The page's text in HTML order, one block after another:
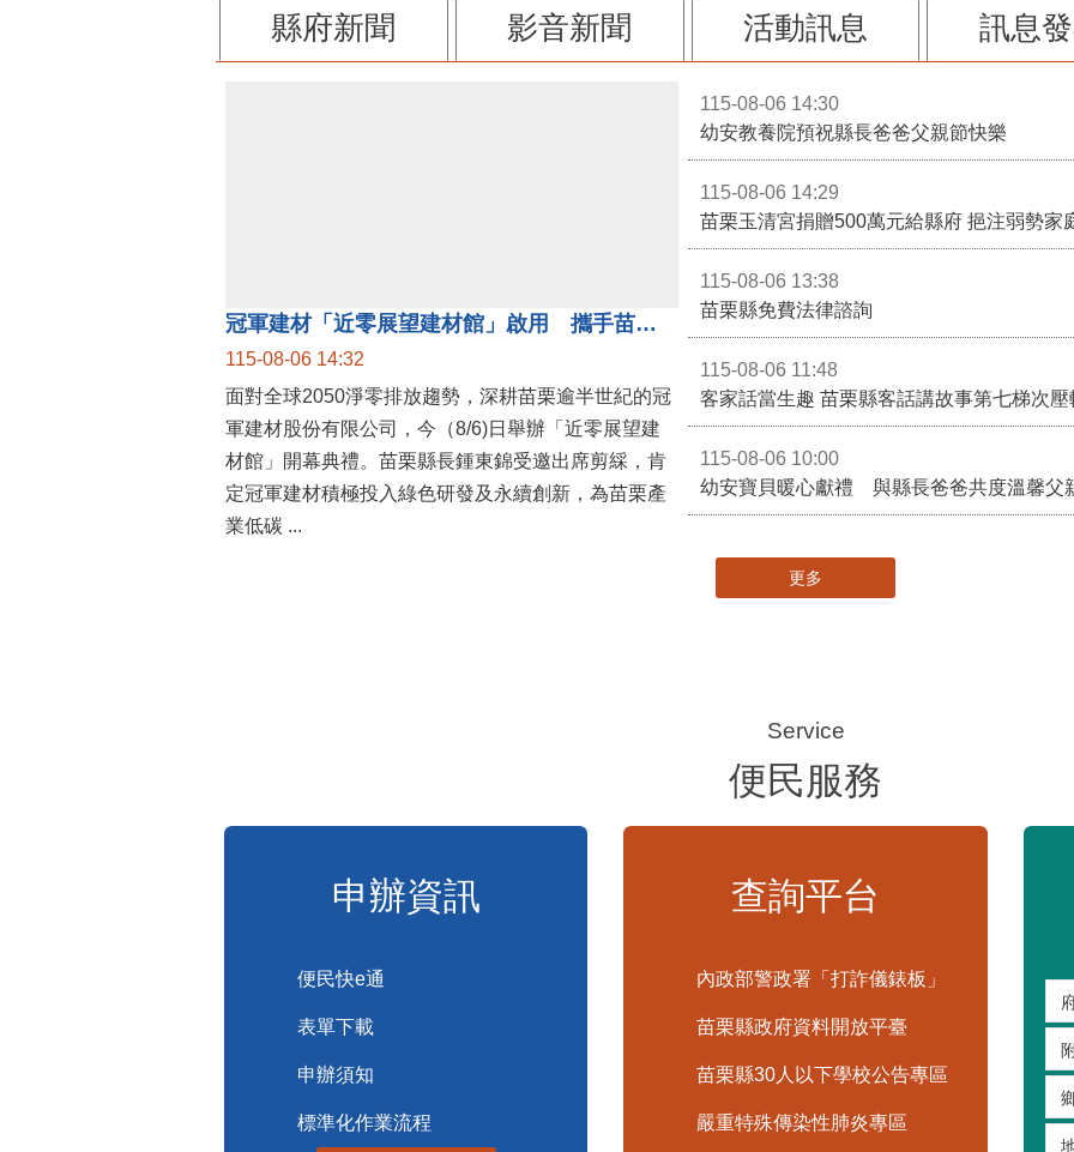
縣府新聞 影音新聞 活動訊息 訊息
冠軍建材「近零展望建材館」啟用 攜手苗栗邁向低碳建築新未來
115-08-06 14:32
面對全球2050淨零排放趨勢，深耕苗栗逾半世紀的冠
軍建材股份有限公司，今（8/6)日舉辦「近零展望建
材館」開幕典禮。苗栗縣長鍾東錦受邀出席剪綵，肯
定冠軍建材積極投入綠色研發及永續創新，為苗栗產
業低碳 ...
115-08-06 14:30
幼安教養院預祝縣長爸爸父親節快樂
115-08-06 14:29
苗栗玉清宮捐贈500萬元給縣府 挹注弱勢家
115-08-06 13:38
苗栗縣免費法律諮詢
115-08-06 11:48
客家話當生趣 苗栗縣客話講故事第七梯次壓
115-08-06 10:00
幼安寶貝暖心獻禮 與縣長爸爸共度溫馨父
更多
便民服務
申辦資訊
便民快e通
表單下載
查詢平台
內政部警政署「打詐儀錶板」
苗栗縣政府資料開放平臺